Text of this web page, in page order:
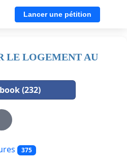
Lancer une pétition
LE LOGEMENT AU
(232)
375